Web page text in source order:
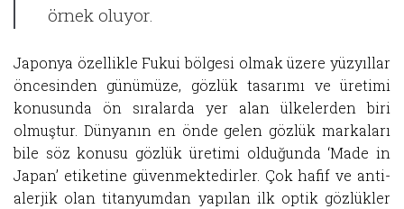
örnek oluyor.
Japonya özellikle Fukui bölgesi olmak üzere yüzyıllar
öncesinden günümüze, gözlük tasarımı ve üretimi
konusunda ön sıralarda yer alan ülkelerden biri
olmuştur. Dünyanın en önde gelen gözlük markaları
bile söz konusu gözlük üretimi olduğunda ‘Made in
Japan’ etiketine güvenmektedirler. Çok hafif ve anti-
alerjik olan titanyumdan yapılan ilk optik gözlükler